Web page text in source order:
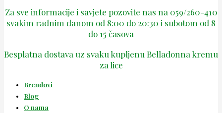
Za sve informacije i savjete pozovite nas na 059/260-410
svakim radnim danom od 8:00 do 20:30 i subotom od 8
do 15 časova
Besplatna dostava uz svaku kupljenu Belladonna kremu
za lice
Brendovi
Blog
O nama